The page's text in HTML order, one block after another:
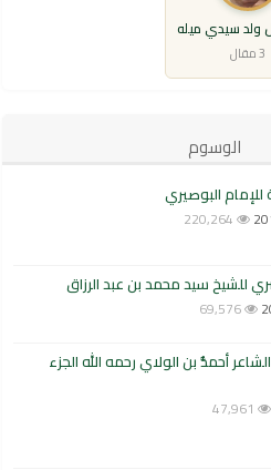
ولد سيدي ميله
3 مقال
الوسوم
البوصيري
220,264
للشيخ سيد محمد بن عبد الرزاق
69,576
أحمدُّ بن الولاي رحمه الله الجزء
47,961